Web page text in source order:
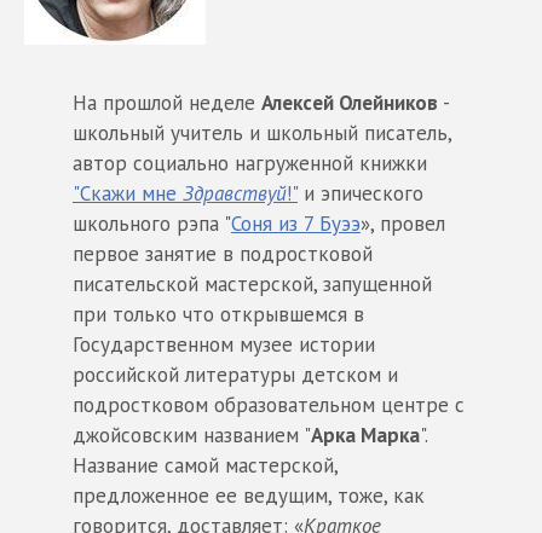
На прошлой неделе Алексей Олейников -
школьный учитель и школьный писатель,
автор социально нагруженной книжки
"Скажи мне Здравствуй!"и эпического
школьного рэпа "Соня из 7 Буээ», провел
первое занятие в подростковой
писательской мастерской, запущенной
при только что открывшемся в
Государственном музее истории
российской литературы детском и
подростковом образовательном центре с
джойсовским названием "Арка Марка".
Название самой мастерской,
предложенное ее ведущим, тоже, как
говорится, доставляет: «Краткое